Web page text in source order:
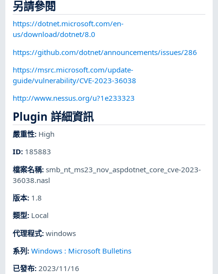
另請參閱
https://dotnet.microsoft.com/en-
us/download/dotnet/8.0
https://github.com/dotnet/announcements/issues/286
https://msrc.microsoft.com/update-
guide/vulnerability/CVE-2023-36038
http://www.nessus.org/u?1e233323
Plugin 詳細資訊
嚴重性: High
ID: 185883
檔案名稱:smb_nt_ms23_nov_aspdotnet_core_cve-2023-
36038.nasl
版本: 1.8
類型: Local
代理程式:windows
系列:Windows : Microsoft Bulletins
已發布:2023/11/16